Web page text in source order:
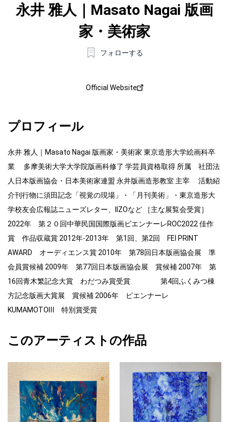
永井 雅人｜Masato Nagai 版画
家・美術家
フォローする
Official Website
プロフィール
永井 雅人｜Masato Nagai 版画家・美術家 東京造形大学絵画科卒
業 多摩美術大学大学院版画科修了 学芸員資格取得 所属 社団法
人日本版画協会・日本美術家連盟 永井版画造形教室 主宰 活動紹
介刊行物に須田記念「視覚の現場」・「月刊美術」・東京造形大
学校友会広報誌ニューズレター、IIZOなど ［主な展覧会受賞］
2022年 第２０回中華民国国際版画ビエンナーレROC2022 佳作
賞 作品収蔵賞 2012年-2013年 第1回、第2回 FEI PRINT
AWARD オーディエンス賞 2010年 第78回日本版画協会展 準
会員賞候補 2009年 第77回日本版画協会展 賞候補 2007年 第
16回青木繁記念大賞 わだつみ賞受賞 第4回ふくみつ棟
方記念版画大賞展 賞候補 2006年 ビエンナーレ
KUMAMOTOⅢ 特別賞受賞
このアーティストの作品